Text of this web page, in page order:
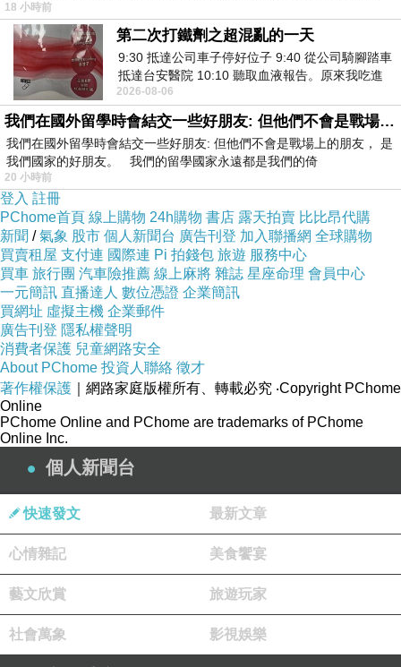
https
18 小時前
第二次打鐵劑之超混亂的一天
9:30 抵達公司車子停好位子 9:40 從公司騎腳踏車
抵達台安醫院 10:10 聽取血液報告。原來我吃進
去的 B12 彌可保並非沒有吸收而是超
2026-08-06
我們在國外留學時會結交一些好朋友: 但他們不會是戰場上的朋友
我們在國外留學時會結交一些好朋友: 但他們不會是戰場上的朋友， 是
我們國家的好朋友。 我們的留學國家永遠都是我們的倚
20 小時前
登入 註冊
PChome首頁 線上購物 24h購物 書店 露天拍賣 比比昂代購
新聞 /氣象 股市 個人新聞台 廣告刊登 加入聯播網 全球購物
買賣租屋 支付連 國際連 Pi 拍錢包 旅遊 服務中心
買車 旅行團 汽車險推薦 線上麻將 雜誌 星座命理 會員中心
一元簡訊 直播達人 數位憑證 企業簡訊
買網址 虛擬主機 企業郵件
廣告刊登 隱私權聲明
消費者保護 兒童網路安全
About PChome 投資人聯絡 徵才
著作權保護 ｜網路家庭版權所有、轉載必究 ‧Copyright PChome
Online
PChome Online and PChome are trademarks of PChome
Online Inc.
個人新聞台
快速發文 最新文章
心情雜記 美食饗宴
藝文欣賞 旅遊玩家
社會萬象 影視娛樂